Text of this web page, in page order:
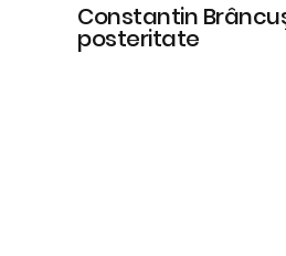
Constantin
posteritate